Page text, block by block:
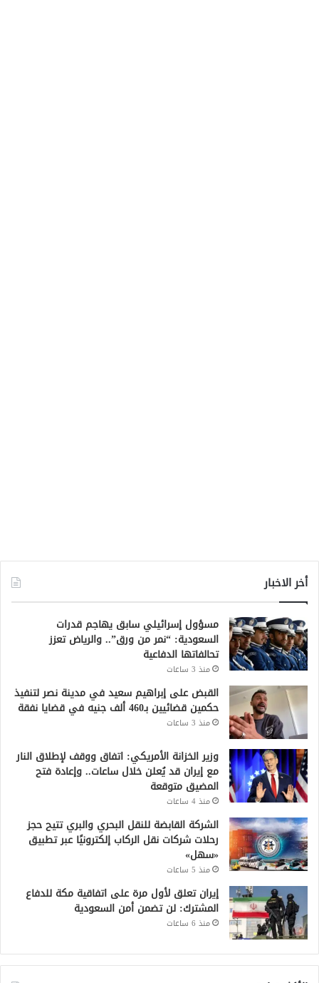
أخر الاخبار
مسؤول إسرائيلي سابق يهاجم قدرات
السعودية: “نمر من ورق”.. والرياض تعزز
تحالفاتها الدفاعية
منذ 3 ساعات
القبض على إبراهيم سعيد في مدينة نصر لتنفيذ
حكمين قضائيين بـ460 ألف جنيه في قضايا نفقة
منذ 3 ساعات
وزير الخزانة الأمريكي: اتفاق ووقف لإطلاق النار
مع إيران قد يُعلن خلال ساعات.. وإعادة فتح
المضيق متوقعة
منذ 4 ساعات
الشركة القابضة للنقل البحري والبري تتيح حجز
رحلات شركات نقل الركاب إلكترونيًا عبر تطبيق
«سهل»
منذ 5 ساعات
إيران تعلق لأول مرة على اتفاقية مكة للدفاع
المشترك: لن تضمن أمن السعودية
منذ 6 ساعات